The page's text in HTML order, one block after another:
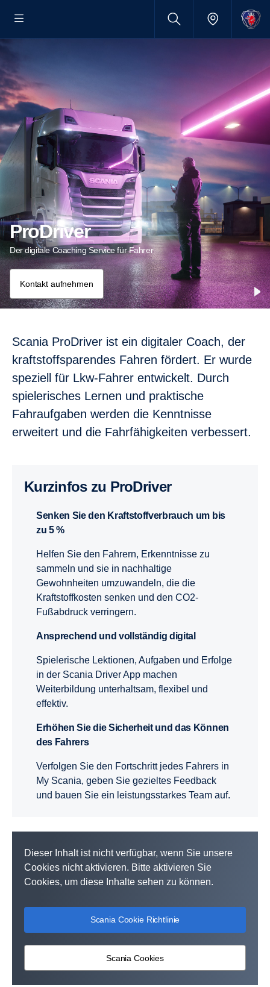
ProDriver
Der digitale Coaching Service für Fahrer
Kontakt aufnehmen
Scania ProDriver ist ein digitaler Coach, der
kraftstoffsparendes Fahren fördert. Er wurde
speziell für Lkw-Fahrer entwickelt. Durch
spielerisches Lernen und praktische
Fahraufgaben werden die Kenntnisse
erweitert und die Fahrfähigkeiten verbessert.
Kurzinfos zu ProDriver
Senken Sie den Kraftstoffverbrauch um bis
zu 5 %
Helfen Sie den Fahrern, Erkenntnisse zu
sammeln und sie in nachhaltige
Gewohnheiten umzuwandeln, die die
Kraftstoffkosten senken und den CO2-
Fußabdruck verringern.
Ansprechend und vollständig digital
Spielerische Lektionen, Aufgaben und Erfolge
in der Scania Driver App machen
Weiterbildung unterhaltsam, flexibel und
effektiv.
Erhöhen Sie die Sicherheit und das Können
des Fahrers
Verfolgen Sie den Fortschritt jedes Fahrers in
My Scania, geben Sie gezieltes Feedback
und bauen Sie ein leistungsstarkes Team auf.
Dieser Inhalt ist nicht verfügbar, wenn Sie unsere
Cookies nicht aktivieren. Bitte aktivieren Sie
Cookies, um diese Inhalte sehen zu können.
Scania Cookie Richtlinie
Scania Cookies